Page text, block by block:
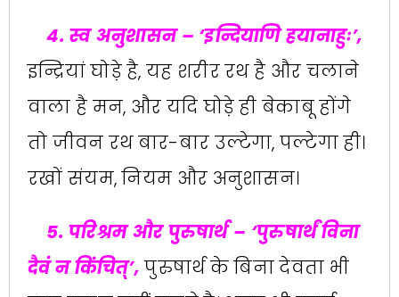
4. स्व अनुशासन – ‌‘इन्दियाणि हयानाहुः‌’,
इन्द्रियां घोड़े है, यह शरीर रथ है और चलाने
वाला है मन, और यदि घोड़े ही बेकाबू होंगे
तो जीवन रथ बार-बार उल्टेगा, पल्टेगा ही।
रखों संयम, नियम और अनुशासन।
5. परिश्रम और पुरुषार्थ – ‌‘पुरुषार्थं विना
दैवं न किंचित्‌‍‌’, पुरुषार्थ के बिना देवता भी